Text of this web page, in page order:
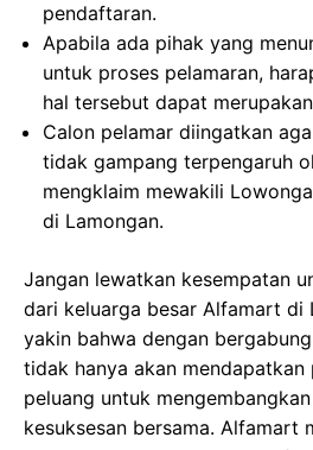
pendaftaran.
Apabila ada pihak yang
untuk proses pelamaran,
hal tersebut dapat
Calon pelamar diingatkan
tidak gampang terpengaruh
mengklaim mewakili
di Lamongan.
Jangan lewatkan kesempatan
dari keluarga besar Alfamart di
yakin bahwa dengan
tidak hanya akan
peluang untuk
kesuksesan bersama. Alfamart